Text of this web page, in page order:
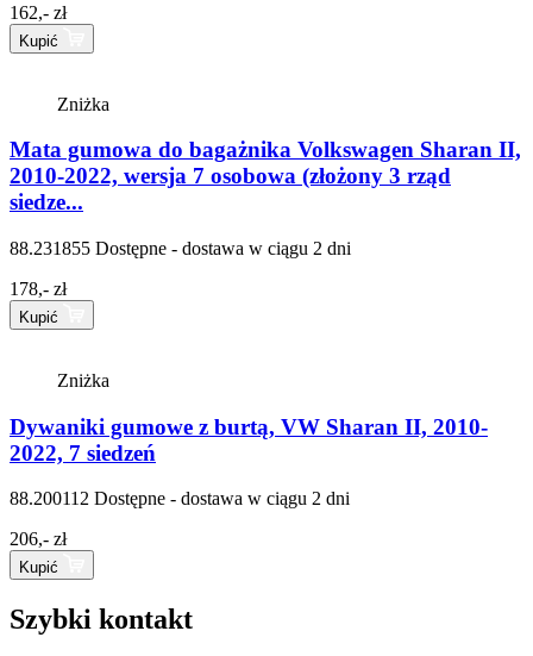
162,- zł
Kupić
Zniżka
Mata gumowa do bagażnika Volkswagen Sharan II,
2010-2022, wersja 7 osobowa (złożony 3 rząd
siedze...
88.231855 Dostępne - dostawa w ciągu 2 dni
178,- zł
Kupić
Zniżka
Dywaniki gumowe z burtą, VW Sharan II, 2010-
2022, 7 siedzeń
88.200112 Dostępne - dostawa w ciągu 2 dni
206,- zł
Kupić
Szybki kontakt